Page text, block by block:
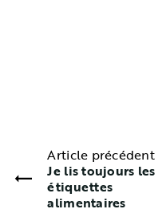
Article précédent
Je lis toujours les
étiquettes
alimentaires